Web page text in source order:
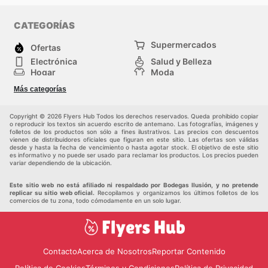
CATEGORÍAS
Ofertas
Supermercados
Electrónica
Salud y Belleza
Hogar
Moda
Herramientas y jardinería
Infancia
Más categorías
Copyright © 2026 Flyers Hub Todos los derechos reservados. Queda prohibido copiar
o reproducir los textos sin acuerdo escrito de antemano. Las fotografías, imágenes y
folletos de los productos son sólo a fines ilustrativos. Las precios con descuentos
vienen de distribuidores oficiales que figuran en este sitio. Las ofertas son válidas
desde y hasta la fecha de vencimiento o hasta agotar stock. El objetivo de este sitio
es informativo y no puede ser usado para reclamar los productos. Los precios pueden
variar dependiendo de la ubicación.
Este sitio web no está afiliado ni respaldado por Bodegas Ilusión, y no pretende
replicar su sitio web oficial. Recopilamos y organizamos los últimos folletos de los
comercios de tu zona, todo cómodamente en un solo lugar.
ContactoAcerca de NosotrosReportar Contenido